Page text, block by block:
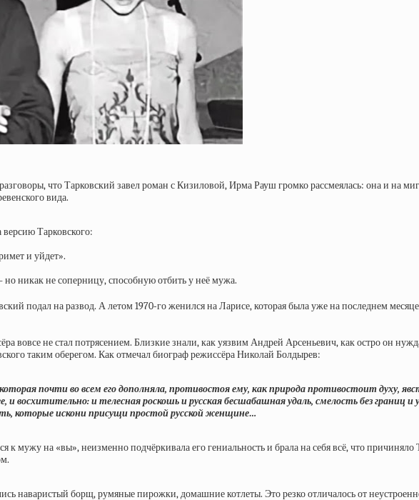
что Тарковский завел роман с Кизиловой, Ирма Рауш громко рассмеялась: она и на
вида.
Тарковского:
и уйдет».
никак не соперницу, способную отбить у неё мужа.
подал на развод. А летом 1970‑го женился на Ларисе, которая была уже на последнем
вовсе не стал потрясением. Близкие знали, как уязвим Андрей Арсеньевич, как остро он
таким оберегом. Как отмечал биограф режиссёра Николай Болдырев:
почти во всем его дополняла, противостоя ему, как природа противостоит духу,
восхитительно: и телесная роскошь и русская бесшабашная удаль, смелость без границ
которые искони присущи простой русской женщине…
к мужу на «вы», неизменно подчёркивала его гениальность и брала на себя всё, что
наваристый борщ, румяные пирожки, домашние котлеты. Это резко отличалось от